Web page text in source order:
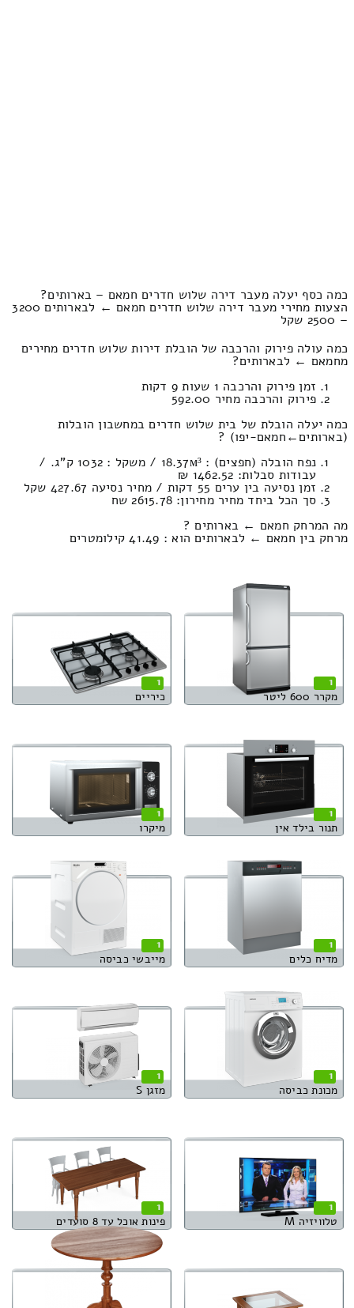
כמה כסף יעלה מעבר דירה שלוש חדרים חמאם – בארותים?
הצעות מחירי מעבר דירה שלוש חדרים חמאם ← לבארותים 3200
– 2500 שקל
כמה עולה פירוק והרכבה של הובלת דירות שלוש חדרים מחירים
מחמאם ← לבארותים?
זמן פירוק והרכבה 1 שעות 9 דקות
פירוק והרכבה מחיר 592.00
כמה יעלה הובלת של בית שלוש חדרים במחשבון הובלות
(בארותים‎←‏חמאם-יפו) ?
נפח הובלה (חפצים) : 18.37м³ / משקל : 1032 ק”ג. /
עבודות סבלות: 1462.52 ₪
זמן נסיעה בין ערים 55 דקות / מחיר נסיעה 427.67 שקל
סך הכל ביחד מחיר מחירון: 2615.78 שח
מה המרחק חמאם ← בארותים ?
מרחק בין חמאם ← לבארותים הוא : 41.49 קילומטרים
1
מקרר 600 ליטר
1
כיריים
1
תנור בילד אין
1
מיקרו
1
מדיח כלים
1
מייבשי כביסה
1
מכונת כביסה
1
מזגן S
1
טלוויזיה M
1
פינות אוכל עד 8 סועדים